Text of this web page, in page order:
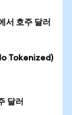
호주 달러
Tokenized)
달러